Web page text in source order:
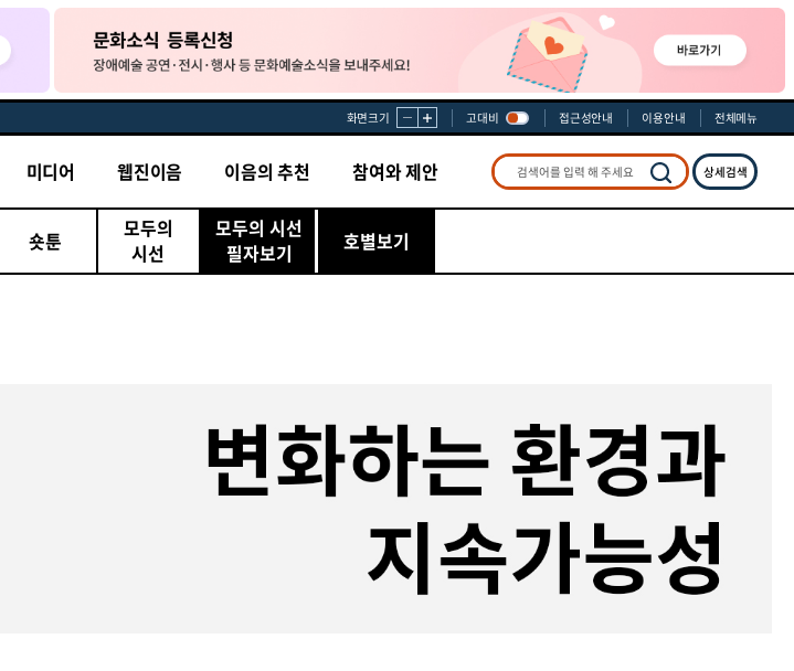
화면크기 고대비 접근성안내 이용안내 전체메뉴
미디어 웹진이음 이음의 추천 참여와 제안 검색 상세검색
숏툰
모두의
시선
모두의 시선
필자보기
호별보기